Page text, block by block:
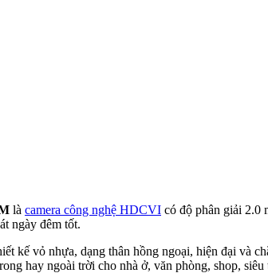
là camera công nghệ HDCVI có độ phân giải 2.0
ngày đêm tốt.
kế vỏ nhựa, dạng thân hồng ngoại, hiện đại và
hay ngoài trời cho nhà ở, văn phòng, shop,